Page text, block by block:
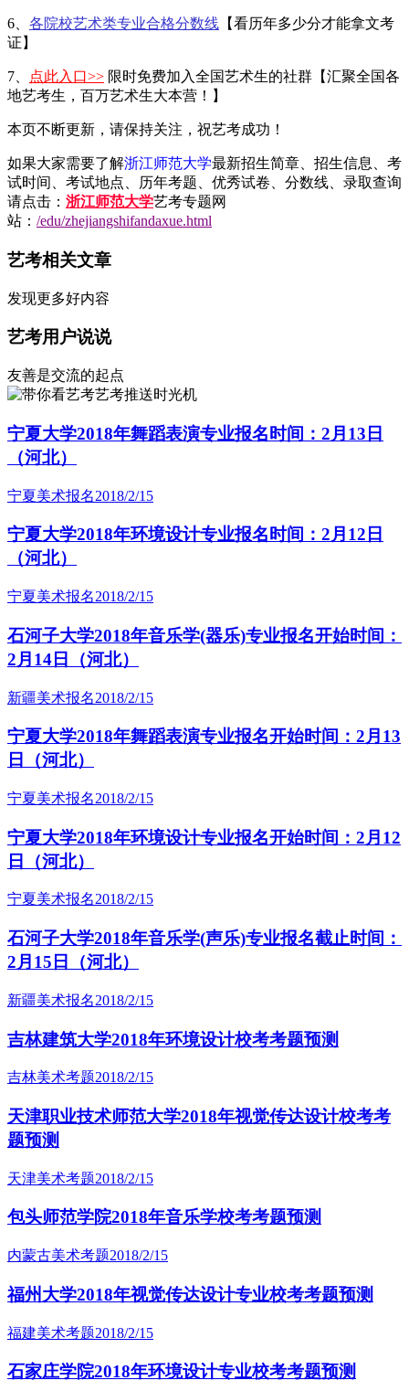
6、 各院校艺术类专业合格分数线 【看历年多少分才能拿文考
证】
7、 点此入口>> 限时免费加入全国艺术生的社群【汇聚全国各
地艺考生，百万艺术生大本营！】
本页不断更新，请保持关注，祝艺考成功！
如果大家需要了解浙江师范大学最新招生简章、招生信息、考
试时间、考试地点、历年考题、优秀试卷、分数线、录取查询
请点击： 浙江师范大学艺考专题网
站： /edu/zhejiangshifandaxue.html
艺考相关文章
发现更多好内容
艺考用户说说
友善是交流的起点
艺考推送时光机
宁夏大学2018年舞蹈表演专业报名时间：2月13日
（河北）
宁夏美术报名2018/2/15
宁夏大学2018年环境设计专业报名时间：2月12日
（河北）
宁夏美术报名2018/2/15
石河子大学2018年音乐学(器乐)专业报名开始时间：
2月14日（河北）
新疆美术报名2018/2/15
宁夏大学2018年舞蹈表演专业报名开始时间：2月13
日（河北）
宁夏美术报名2018/2/15
宁夏大学2018年环境设计专业报名开始时间：2月12
日（河北）
宁夏美术报名2018/2/15
石河子大学2018年音乐学(声乐)专业报名截止时间：
2月15日（河北）
新疆美术报名2018/2/15
吉林建筑大学2018年环境设计校考考题预测
吉林美术考题2018/2/15
天津职业技术师范大学2018年视觉传达设计校考考
题预测
天津美术考题2018/2/15
包头师范学院2018年音乐学校考考题预测
内蒙古美术考题2018/2/15
福州大学2018年视觉传达设计专业校考考题预测
福建美术考题2018/2/15
石家庄学院2018年环境设计专业校考考题预测